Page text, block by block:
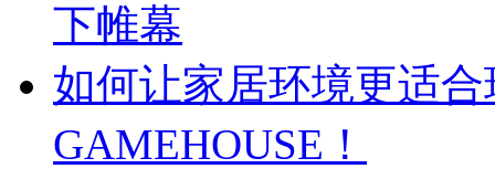
下帷幕
如何让家居环境更适
GAMEHOUSE！